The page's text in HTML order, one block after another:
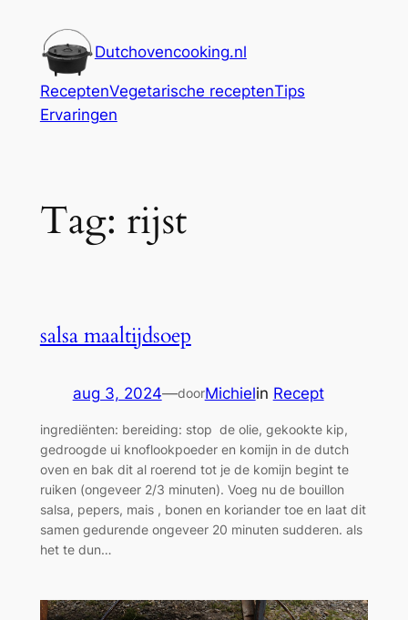
inhoud
Dutchovencooking.nl
ReceptenVegetarische receptenTips
Ervaringen
Tag: rijst
salsa maaltijdsoep
aug 3, 2024—doorMichielin Recept
ingrediënten: bereiding: stop de olie, gekookte kip,
gedroogde ui knoflookpoeder en komijn in de dutch
oven en bak dit al roerend tot je de komijn begint te
ruiken (ongeveer 2/3 minuten). Voeg nu de bouillon
salsa, pepers, mais , bonen en koriander toe en laat dit
samen gedurende ongeveer 20 minuten sudderen. als
het te dun…